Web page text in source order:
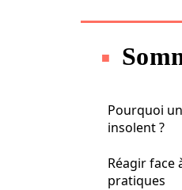
Pourquoi
insolent ?
Réagir face
pratiques